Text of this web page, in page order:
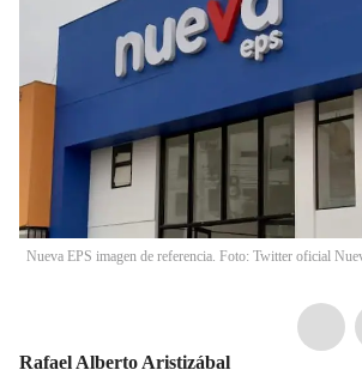
Nueva EPS imagen de referencia. Foto: Twitter oficial
Rafael Alberto Aristizábal